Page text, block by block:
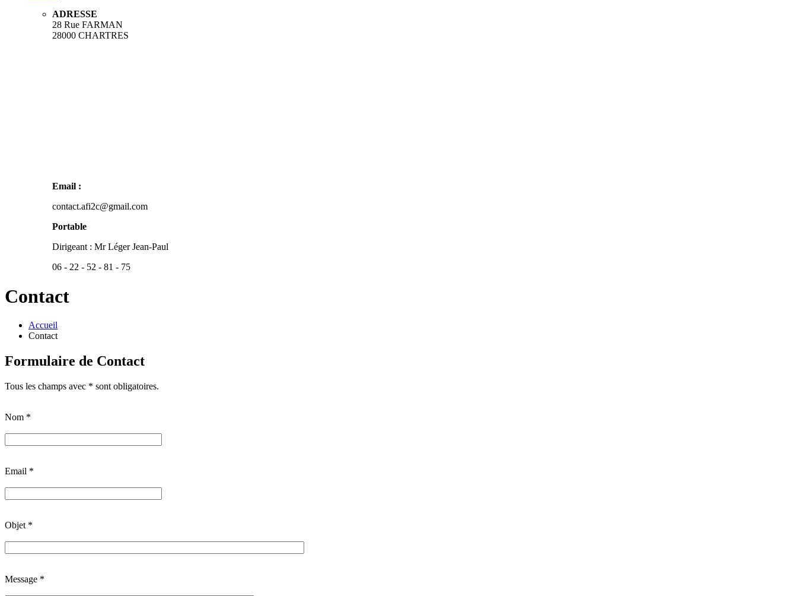
ADRESSE
28 Rue FARMAN
28000 CHARTRES
Email :
contact.afi2c@gmail.com
Portable
Dirigeant : Mr Léger Jean-Paul
06 - 22 - 52 - 81 - 75
Contact
Accueil
Contact
Formulaire de Contact
Tous les champs avec * sont obligatoires.
Nom *
Email *
Objet *
Message *